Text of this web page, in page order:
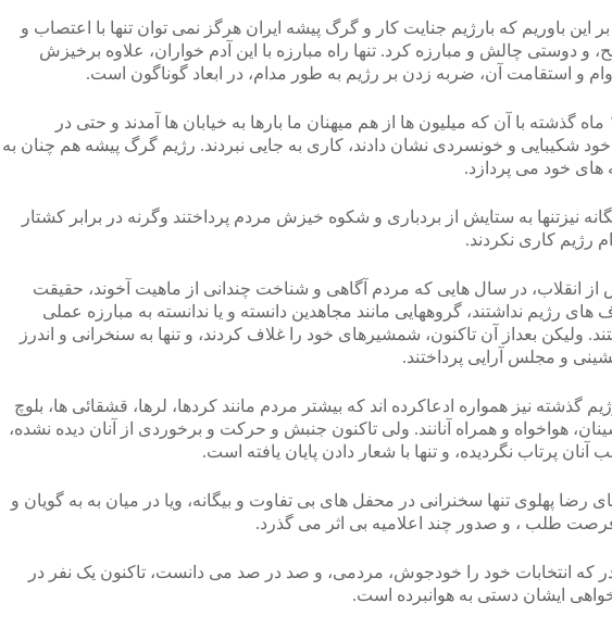
این باوریم که بارژیم جنایت کار و گرگ پیشه ایران هرگز نمی توان تنها با اعتصاب و
و دوستی چالش و مبارزه کرد. تنها راه مبارزه با این آدم خواران، علاوه برخیزش
و استقامت آن، ضربه زدن بر رژیم به طور مدام، در ابعاد گوناگون است.
در جریان ۱۱ ماه گذشته با آن که میلیون ها از هم میهنان ما بارها به خیابان ها آمدند و حتی در
خود شکیبایی و خونسردی نشان دادند، کاری به جایی نبردند. رژیم گرگ پیشه هم چنان به
های خود می پردازد.
نیزتنها به ستایش از بردباری و شکوه خیزش مردم پرداختند وگرنه در برابر کشتار
رژیم کاری نکردند.
از انقلاب، در سال هایی که مردم آگاهی و شناخت چندانی از ماهیت آخوند، حقیقت
های رژیم نداشتند، گروههایی مانند مجاهدین دانسته و یا ندانسته به مبارزه عملی
ولیکن بعداز آن تاکنون، شمشیرهای خود را غلاف کردند، و تنها به سنخرانی و اندرز
و مجلس آرایی پرداختند.
گذشته نیز همواره ادعاکرده اند که بیشتر مردم مانند کردها، لرها، قشقائی ها، بلوچ
هواخواه و همراه آنانند. ولی تاکنون جنبش و حرکت و برخوردی از آنان دیده نشده،
آنان پرتاب نگردیده، و تنها با شعار دادن پایان یافته است.
رضا پهلوی تنها سخنرانی در محفل های بی تفاوت و بیگانه، ویا در میان به به گویان و
طلب ، و صدور چند اعلامیه بی اثر می گذرد.
که انتخابات خود را خودجوش، مردمی، و صد در صد می دانست، تاکنون یک نفر در
ایشان دستی به هوانبرده است.